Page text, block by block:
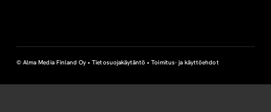
© Alma Media Finland Oy •Tietosuojakäytäntö •Toimitus- ja käyttöehdot